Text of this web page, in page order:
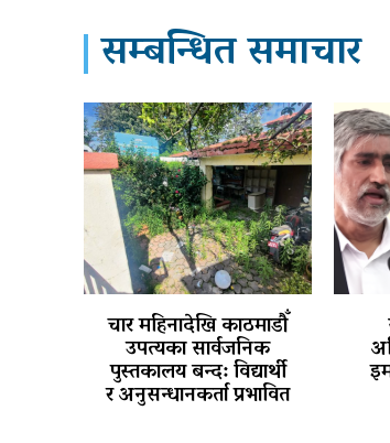
सम्बन्धित समाचार
चार महिनादेखि काठमाडौँ
उपत्यका सार्वजनिक
पुस्तकालय बन्द: विद्यार्थी
र अनुसन्धानकर्ता प्रभावित